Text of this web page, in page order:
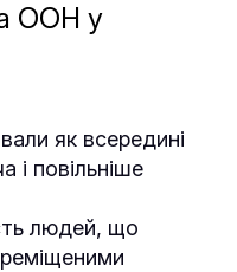
ООН у
як всередині
і повільніше
людей, що